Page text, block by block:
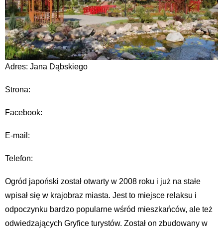
Adres: Jana Dąbskiego
Strona:
Facebook:
E-mail:
Telefon:
Ogród japoński został otwarty w 2008 roku i już na stałe
wpisał się w krajobraz miasta. Jest to miejsce relaksu i
odpoczynku bardzo popularne wśród mieszkańców, ale też
odwiedzających Gryfice turystów. Został on zbudowany w